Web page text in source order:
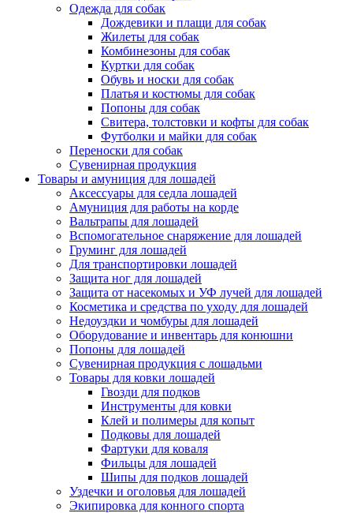
Одежда для собак
Дождевики и плащи для собак
Жилеты для собак
Комбинезоны для собак
Куртки для собак
Обувь и носки для собак
Платья и костюмы для собак
Попоны для собак
Свитера, толстовки и кофты для собак
Футболки и майки для собак
Переноски для собак
Сувенирная продукция
Товары и амуниция для лошадей
Аксессуары для седла лошадей
Амуниция для работы на корде
Вальтрапы для лошадей
Вспомогательное снаряжение для лошадей
Груминг для лошадей
Для транспортировки лошадей
Защита ног для лошадей
Защита от насекомых и УФ лучей для лошадей
Косметика и средства по уходу для лошадей
Недоуздки и чомбуры для лошадей
Оборудование и инвентарь для конюшни
Попоны для лошадей
Сувенирная продукция с лошадьми
Товары для ковки лошадей
Гвозди для подков
Инструменты для ковки
Клей и полимеры для копыт
Подковы для лошадей
Фартуки для коваля
Фильцы для лошадей
Шипы для подков лошадей
Уздечки и оголовья для лошадей
Экипировка для конного спорта